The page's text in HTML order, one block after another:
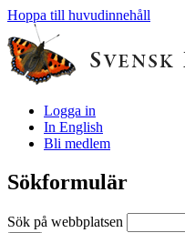
Hoppa till huvudinnehåll
Logga in
In English
Bli medlem
Sökformulär
Sök på webbplatsen